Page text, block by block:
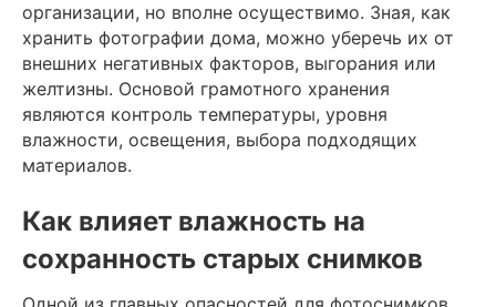
организации, но вполне осуществимо. Зная, как
хранить фотографии дома, можно уберечь их от
внешних негативных факторов, выгорания или
желтизны. Основой грамотного хранения
являются контроль температуры, уровня
влажности, освещения, выбора подходящих
материалов.
Как влияет влажность на
сохранность старых снимков